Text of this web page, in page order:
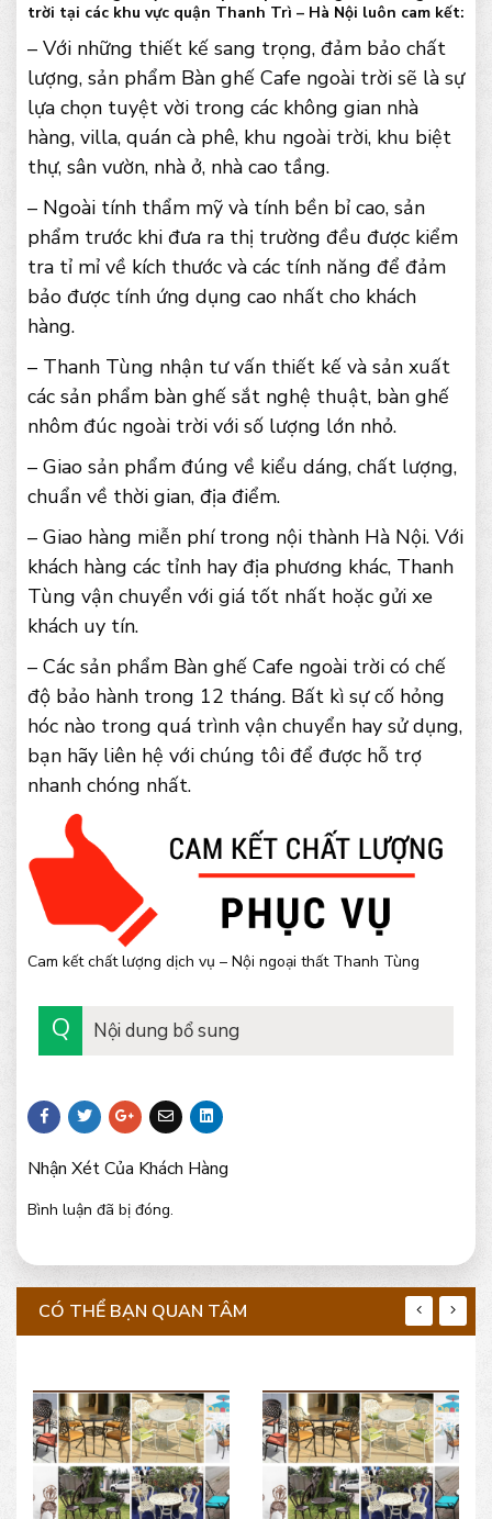
trời tại các khu vực quận Thanh Trì – Hà Nội luôn cam kết:
– Với những thiết kế sang trọng, đảm bảo chất
lượng, sản phẩm Bàn ghế Cafe ngoài trời sẽ là sự
lựa chọn tuyệt vời trong các không gian nhà
hàng, villa, quán cà phê, khu ngoài trời, khu biệt
thự, sân vườn, nhà ở, nhà cao tầng.
– Ngoài tính thẩm mỹ và tính bền bỉ cao, sản
phẩm trước khi đưa ra thị trường đều được kiểm
tra tỉ mỉ về kích thước và các tính năng để đảm
bảo được tính ứng dụng cao nhất cho khách
hàng.
– Thanh Tùng nhận tư vấn thiết kế và sản xuất
các sản phẩm bàn ghế sắt nghệ thuật, bàn ghế
nhôm đúc ngoài trời với số lượng lớn nhỏ.
– Giao sản phẩm đúng về kiểu dáng, chất lượng,
chuẩn về thời gian, địa điểm.
– Giao hàng miễn phí trong nội thành Hà Nội. Với
khách hàng các tỉnh hay địa phương khác, Thanh
Tùng vận chuyển với giá tốt nhất hoặc gửi xe
khách uy tín.
– Các sản phẩm Bàn ghế Cafe ngoài trời có chế
độ bảo hành trong 12 tháng. Bất kì sự cố hỏng
hóc nào trong quá trình vận chuyển hay sử dụng,
bạn hãy liên hệ với chúng tôi để được hỗ trợ
nhanh chóng nhất.
Cam kết chất lượng dịch vụ – Nội ngoại thất Thanh Tùng
Nội dung bổ sung
Nhận Xét Của Khách Hàng
Bình luận đã bị đóng.
CÓ THỂ BẠN QUAN TÂM